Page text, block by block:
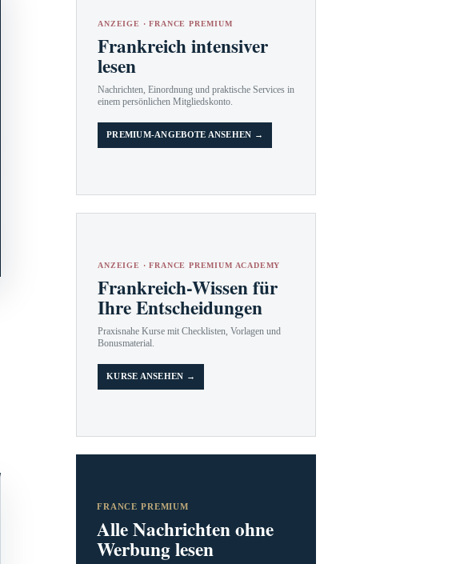
ANZEIGE · FRANCE PREMIUM
Frankreich intensiver
lesen
Nachrichten, Einordnung und praktische Services in
einem persönlichen Mitgliedskonto.
PREMIUM-ANGEBOTE ANSEHEN →
ANZEIGE · FRANCE PREMIUM ACADEMY
Frankreich-Wissen für
Ihre Entscheidungen
Praxisnahe Kurse mit Checklisten, Vorlagen und
Bonusmaterial.
KURSE ANSEHEN →
FRANCE PREMIUM
Alle Nachrichten ohne
Werbung lesen